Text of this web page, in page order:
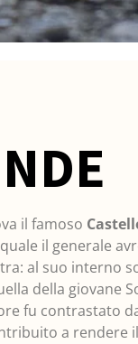
il famoso
il generale
al suo interno
della giovane
fu contrastato
a